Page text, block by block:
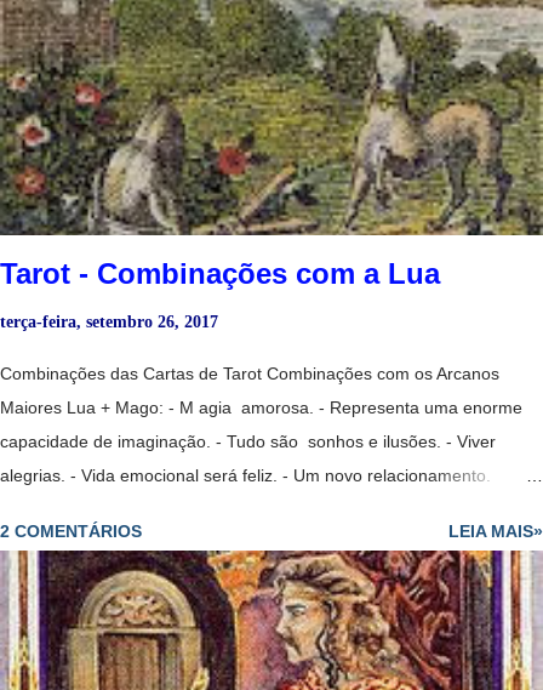
Uma mulher sábia se vê tentada por um homem que não a merece e
não a respeita. Mago Invertido + Sacerdotisa: - Homem mentiroso,
que não consegue enganar sua companheira. Mago Invertido
+ Sacerdotisa Invertida: - Casal mal ajustado. Mago + Sacerdotisa +
Justiça: - Exames ou testes, estudos que se acabam. O Mago é o
trabalho, a Sacerdotisa os estudos e a Justiça fala sobre provas,...
Tarot - Combinações com a Lua
terça-feira, setembro 26, 2017
Combinações das Cartas de Tarot Combinações com os Arcanos
Maiores Lua + Mago: - M agia amorosa. - Representa uma enorme
capacidade de imaginação. - Tudo são sonhos e ilusões. - Viver
alegrias. - Vida emocional será feliz. - Um novo relacionamento.
que nos ajuda a superar uma grande tristeza. Lua Invertida + Mago
Invertido: - Pessoa pouco confiável. Lua + Mago + Sacerdotisa: - M
agia amorosa. - Uma musa. Lua + Mago + Sol: - Altos e baixos. -
Inquietações. Lua + Sacerdotisa: - P erseguir o secreto e o oculto.
Sharman-Caselli Tarot - Clarividência. - Sentir uma grande solidão. -
2 COMENTÁRIOS LEIA MAIS»